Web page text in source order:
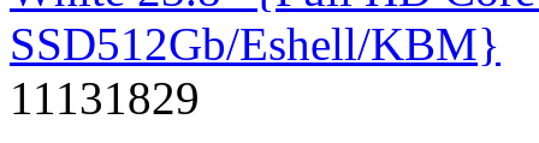
SSD512Gb/Eshell/KBM}
11131829